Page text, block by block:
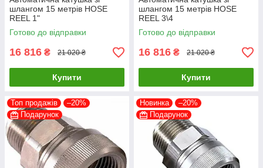
шлангом 15 метрів HOSE
REEL 1"
Готово до відправки
16 816 ₴ 21 020 ₴
Купити
шлангом 15 метрів HOSE
REEL 3\4
Готово до відправки
16 816 ₴ 21 020 ₴
Купити
Топ продажів
–20%
Подарунок
Новинка
–20%
Подарунок